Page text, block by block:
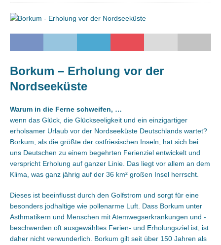
Borkum – Erholung vor der
Nordseeküste
Warum in die Ferne schweifen, …
wenn das Glück, die Glückseeligkeit und ein einzigartiger
erholsamer Urlaub vor der Nordseeküste Deutschlands wartet?
Borkum, als die größte der ostfriesischen Inseln, hat sich bei
uns Deutschen zu einem begehrten Ferienziel entwickelt und
verspricht Erholung auf ganzer Linie. Das liegt vor allem an dem
Klima, was ganz jährig auf der 36 km² großen Insel herrscht.
Dieses ist beeinflusst durch den Golfstrom und sorgt für eine
besonders jodhaltige wie pollenarme Luft. Dass Borkum unter
Asthmatikern und Menschen mit Atemwegserkrankungen und -
beschwerden oft ausgewähltes Ferien- und Erholungsziel ist, ist
daher nicht verwunderlich. Borkum gilt seit über 150 Jahren als